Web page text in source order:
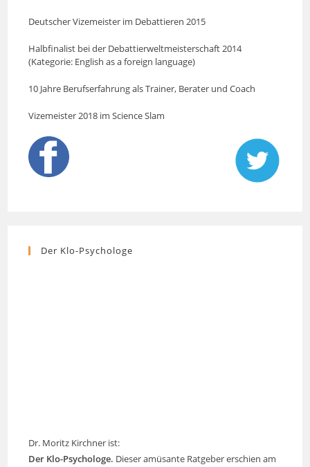
Deutscher Vizemeister im Debattieren 2015
Halbfinalist bei der Debattierweltmeisterschaft 2014
(Kategorie: English as a foreign language)
10 Jahre Berufserfahrung als Trainer, Berater und Coach
Vizemeister 2018 im Science Slam
Der Klo-Psychologe
Dr. Moritz Kirchner ist:
Der Klo-Psychologe. Dieser amüsante Ratgeber erschien am